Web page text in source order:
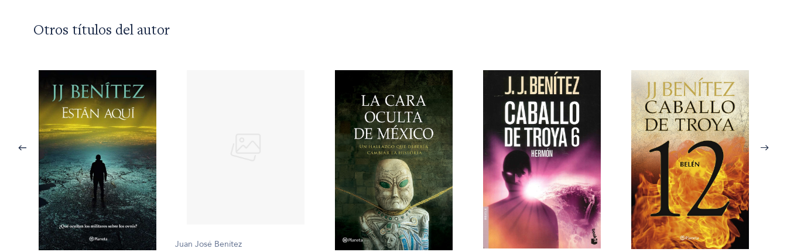
Otros títulos del autor
Juan José Benítez